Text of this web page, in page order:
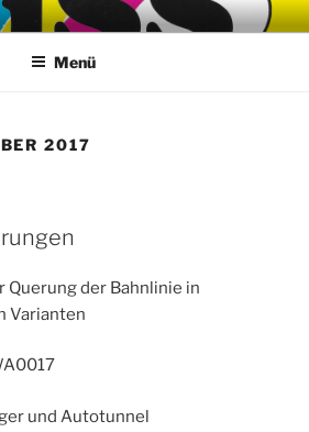
Menü
2017
der Bahnlinie in
Varianten
und Autotunnel